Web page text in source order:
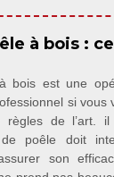
à bois :
bois est une
si vous
règles de l’art.
poêle doit
son